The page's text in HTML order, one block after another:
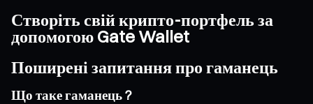
Створіть свій крипто-портфель за
допомогою Gate Wallet
Поширені запитання про гаманець
Що таке гаманець ?